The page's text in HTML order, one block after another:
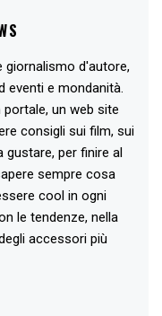
giornalismo d'autore,
eventi e mondanità.
portale, un web site
consigli sui film, sui
gustare, per finire al
sempre cosa
cool in ogni
le tendenze, nella
accessori più